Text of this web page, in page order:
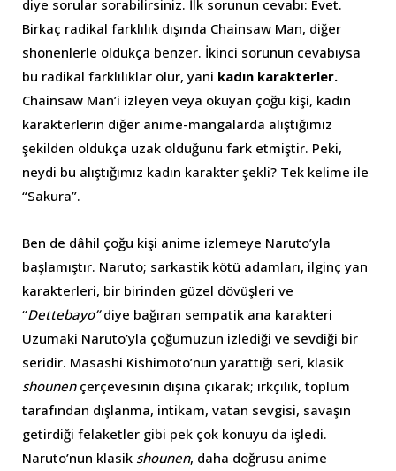
diye sorular sorabilirsiniz. İlk sorunun cevabı: Evet.
Birkaç radikal farklılık dışında Chainsaw Man, diğer
shonenlerle oldukça benzer. İkinci sorunun cevabıysa
bu radikal farklılıklar olur, yani kadın karakterler.
Chainsaw Man’i izleyen veya okuyan çoğu kişi, kadın
karakterlerin diğer anime-mangalarda alıştığımız
şekilden oldukça uzak olduğunu fark etmiştir. Peki,
neydi bu alıştığımız kadın karakter şekli? Tek kelime ile
“Sakura”.
Ben de dâhil çoğu kişi anime izlemeye Naruto’yla
başlamıştır. Naruto; sarkastik kötü adamları, ilginç yan
karakterleri, bir birinden güzel dövüşleri ve
“Dettebayo”diye bağıran sempatik ana karakteri
Uzumaki Naruto’yla çoğumuzun izlediği ve sevdiği bir
seridir. Masashi Kishimoto’nun yarattığı seri, klasik
shounen çerçevesinin dışına çıkarak; ırkçılık, toplum
tarafından dışlanma, intikam, vatan sevgisi, savaşın
getirdiği felaketler gibi pek çok konuyu da işledi.
Naruto’nun klasik shounen, daha doğrusu anime